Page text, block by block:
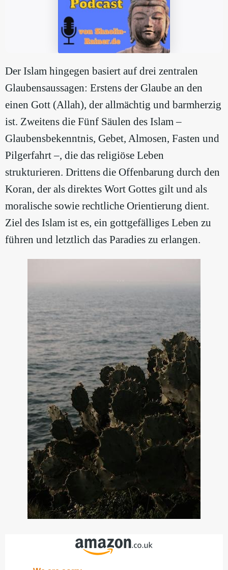
Der Islam hingegen basiert auf drei zentralen
Glaubensaussagen: Erstens der Glaube an den
einen Gott (Allah), der allmächtig und barmherzig
ist. Zweitens die Fünf Säulen des Islam –
Glaubensbekenntnis, Gebet, Almosen, Fasten und
Pilgerfahrt –, die das religiöse Leben
strukturieren. Drittens die Offenbarung durch den
Koran, der als direktes Wort Gottes gilt und als
moralische sowie rechtliche Orientierung dient.
Ziel des Islam ist es, ein gottgefälliges Leben zu
führen und letztlich das Paradies zu erlangen.